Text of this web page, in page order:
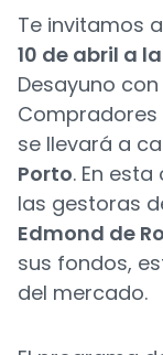
Te invitamos
10 de abril a
Desayuno
Compradores
se llevará a
Porto. En
las gestoras
Edmond de
sus fondos,
del mercado.